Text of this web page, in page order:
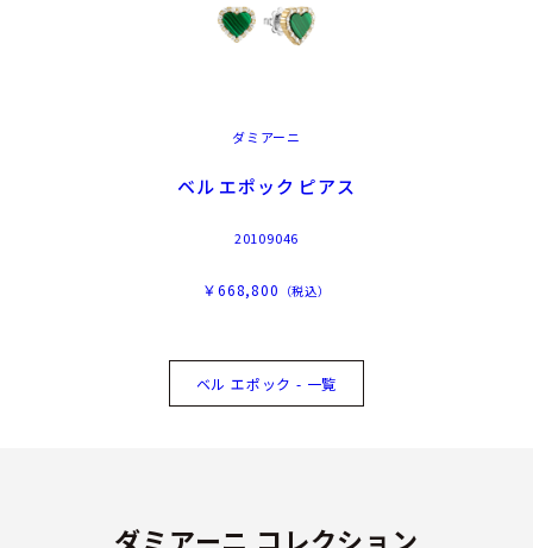
ダミアーニ
ベル エポック ピアス
20109046
￥668,800 （税込）
ベル エポック - 一覧
ダミアーニ コレクション